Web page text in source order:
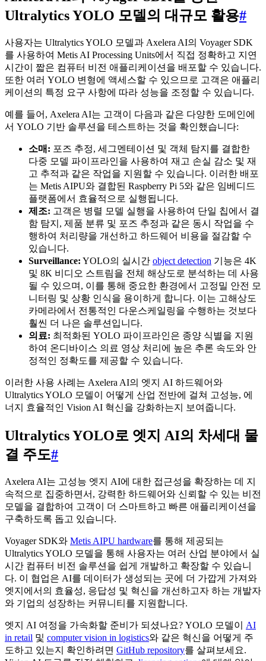
Ultralytics YOLO 모델의 대규모 활용#
사용자는 Ultralytics YOLO 모델과 Axelera AI의 Voyager SDK
를 사용하여 Metis AI Processing Units에서 직접 정확하고 지연
시간이 짧은 컴퓨터 비전 애플리케이션을 배포할 수 있습니다.
또한 여러 YOLO 변형에 액세스할 수 있으므로 고객은 애플리
케이션의 특정 요구 사항에 따라 성능을 조정할 수 있습니다.
예를 들어, Axelera AI는 고객이 다음과 같은 다양한 도메인에
서 YOLO 기반 솔루션을 테스트하는 것을 확인했습니다:
소매: 포즈 추정, 세그멘테이션 및 객체 탐지를 결합한
다중 모델 파이프라인을 사용하여 재고 손실 감소 및 재
고 추적과 같은 작업을 지원할 수 있습니다. 이러한 배포
는 Metis AIPU와 결합된 Raspberry Pi 5와 같은 임베디드
플랫폼에서 효율적으로 실행됩니다.
제조: 고객은 병렬 모델 실행을 사용하여 단일 칩에서 결
함 탐지, 제품 분류 및 포즈 추정과 같은 동시 작업을 수
행하여 처리량을 개선하고 하드웨어 비용을 절감할 수
있습니다.
Surveillance: YOLO의 실시간 object detection 기능은 4K
및 8K 비디오 스트림을 전체 해상도로 분석하는 데 사용
될 수 있으며, 이를 통해 중요한 환경에서 고정밀 안전 모
니터링 및 상황 인식을 용이하게 합니다. 이는 고해상도
카메라에서 전통적인 다운스케일링을 수행하는 것보다
훨씬 더 나은 솔루션입니다.
의료: 최적화된 YOLO 파이프라인은 종양 식별을 지원
하여 온디바이스 의료 영상 처리에 높은 추론 속도와 안
정적인 정확도를 제공할 수 있습니다.
이러한 사용 사례는 Axelera AI의 엣지 AI 하드웨어와
Ultralytics YOLO 모델이 어떻게 산업 전반에 걸쳐 고성능, 에
너지 효율적인 Vision AI 혁신을 강화하는지 보여줍니다.
Ultralytics YOLO로 엣지 AI의 차세대 물
결 주도#
Axelera AI는 고성능 엣지 AI에 대한 접근성을 확장하는 데 지
속적으로 집중하면서, 강력한 하드웨어와 신뢰할 수 있는 비전
모델을 결합하여 고객이 더 스마트하고 빠른 애플리케이션을
구축하도록 돕고 있습니다.
Voyager SDK와 Metis AIPU hardware를 통해 제공되는
Ultralytics YOLO 모델을 통해 사용자는 여러 산업 분야에서 실
시간 컴퓨터 비전 솔루션을 쉽게 개발하고 확장할 수 있습니
다. 이 협업은 AI를 데이터가 생성되는 곳에 더 가깝게 가져와
엣지에서의 효율성, 응답성 및 혁신을 개선하고자 하는 개발자
와 기업의 성장하는 커뮤니티를 지원합니다.
엣지 AI 여정을 가속화할 준비가 되셨나요? YOLO 모델이 AI
in retail 및 computer vision in logistics와 같은 혁신을 어떻게 주
도하고 있는지 확인하려면 GitHub repository를 살펴보세요.